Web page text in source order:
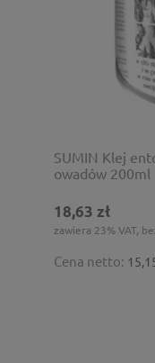
SUMIN Klej
owadów 200ml
18,63 zł
zawiera 23% VAT,
Cena netto: